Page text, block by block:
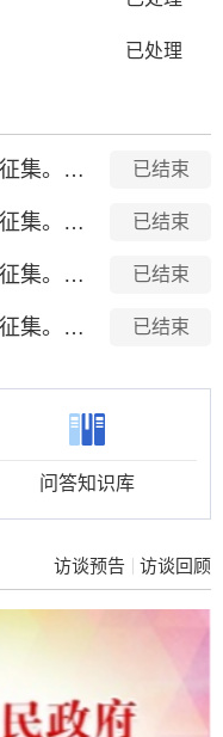
已处理
已处理
2026年“在线访谈”意见和问题征集。【2026-7-13至2026-7-16】 已结束
2026年“在线访谈”意见和问题征集。【2026-4-17至2026-4-20】 已结束
2026年“在线访谈”意见和问题征集。【2026-2-7至2026-2-10】 已结束
2025年“在线访谈”意见和问题征集。【2025-10-22至2025-10-25】 已结束
问答知识库
访谈预告 访谈回顾